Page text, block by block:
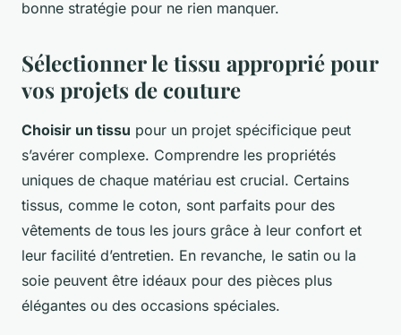
bonne stratégie pour ne rien manquer.
Sélectionner le tissu approprié pour
vos projets de couture
Choisir un tissu pour un projet spécificique peut
s’avérer complexe. Comprendre les propriétés
uniques de chaque matériau est crucial. Certains
tissus, comme le coton, sont parfaits pour des
vêtements de tous les jours grâce à leur confort et
leur facilité d’entretien. En revanche, le satin ou la
soie peuvent être idéaux pour des pièces plus
élégantes ou des occasions spéciales.